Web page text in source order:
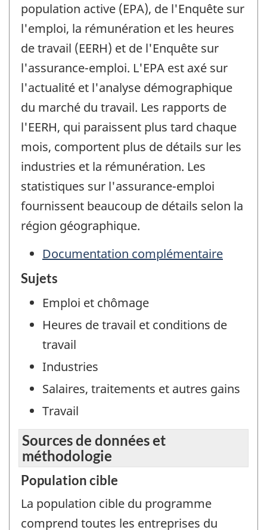
population active (EPA), de l'Enquête sur
l'emploi, la rémunération et les heures
de travail (EERH) et de l'Enquête sur
l'assurance-emploi. L'EPA est axé sur
l'actualité et l'analyse démographique
du marché du travail. Les rapports de
l'EERH, qui paraissent plus tard chaque
mois, comportent plus de détails sur les
industries et la rémunération. Les
statistiques sur l'assurance-emploi
fournissent beaucoup de détails selon la
région géographique.
Documentation complémentaire
Sujets
Emploi et chômage
Heures de travail et conditions de
travail
Industries
Salaires, traitements et autres gains
Travail
Sources de données et
méthodologie
Population cible
La population cible du programme
comprend toutes les entreprises du